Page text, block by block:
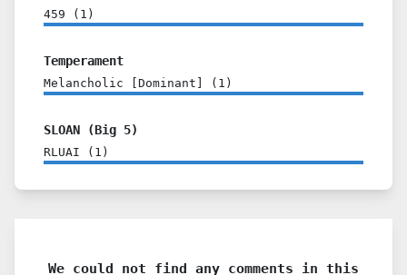
459 ( 1 )
Temperament
Melancholic [Dominant] ( 1 )
SLOAN (Big 5)
RLUAI ( 1 )
We could not find any comments in this